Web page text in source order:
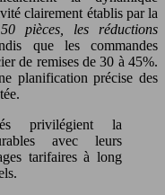
clairement établis par la
pièces, les réductions
que les commandes
de remises de 30 à 45%.
planification précise des
privilégient la
avec leurs
tarifaires à long